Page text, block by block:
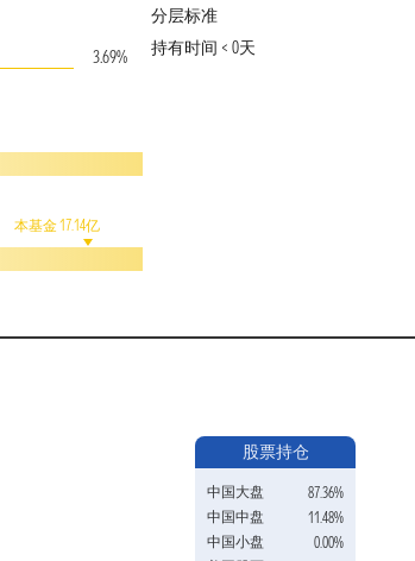
3.69%
本基金 17.14亿
分层标准
持有时间 < 0天
股票持仓
中国大盘
87.36%
中国中盘
11.48%
中国小盘
0.00%